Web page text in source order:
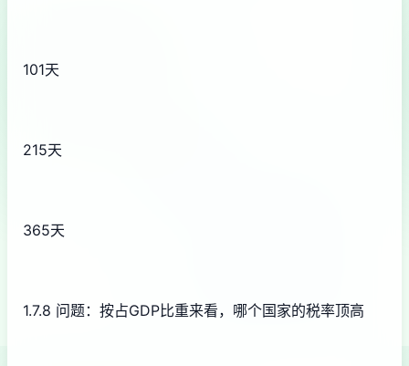
101天
215天
365天
1.7.8 问题：按占GDP比重来看，哪个国家的税率顶高